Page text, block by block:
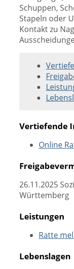
Schuppen,
Stapeln oder
Kontakt zu
Vertiefende
Online
26.11.2025
Württemberg
Leistungen
Ratte
Lebenslagen